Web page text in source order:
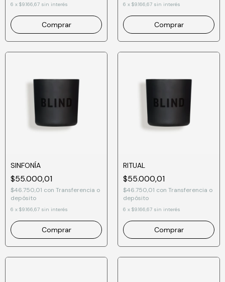
6 x $9.166,67 sin interés 6 x $9.166,67 sin interés
SINFONÍA
$55.000,01
$46.750,01 con Transferencia o
depósito
6 x $9.166,67 sin interés
RITUAL
$55.000,01
$46.750,01 con Transferencia o
depósito
6 x $9.166,67 sin interés